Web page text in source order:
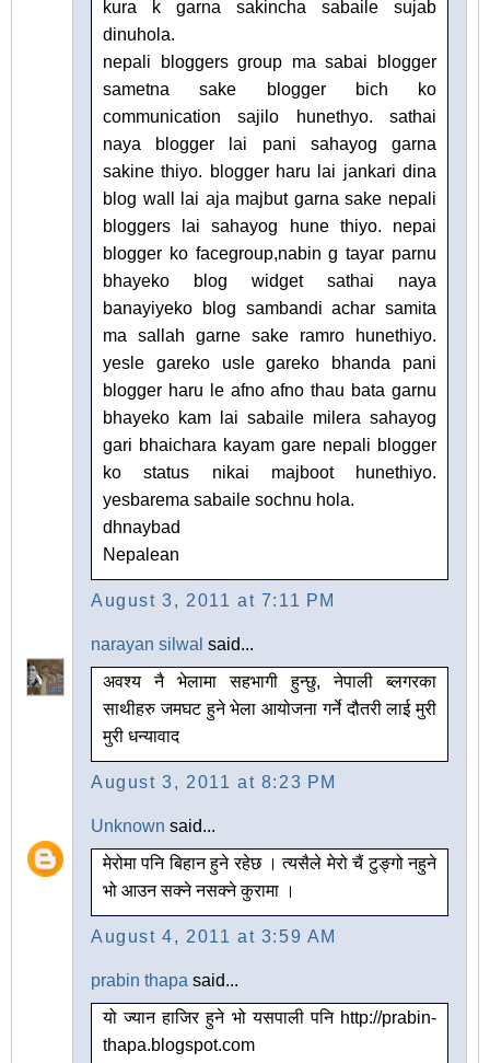
kura k garna sakincha sabaile sujab
dinuhola.
nepali bloggers group ma sabai blogger
sametna sake blogger bich ko
communication sajilo hunethyo. sathai
naya blogger lai pani sahayog garna
sakine thiyo. blogger haru lai jankari dina
blog wall lai aja majbut garna sake nepali
bloggers lai sahayog hune thiyo. nepai
blogger ko facegroup,nabin g tayar parnu
bhayeko blog widget sathai naya
banayiyeko blog sambandi achar samita
ma sallah garne sake ramro hunethiyo.
yesle gareko usle gareko bhanda pani
blogger haru le afno afno thau bata garnu
bhayeko kam lai sabaile milera sahayog
gari bhaichara kayam gare nepali blogger
ko status nikai majboot hunethiyo.
yesbarema sabaile sochnu hola.
dhnaybad
Nepalean
August 3, 2011 at 7:11 PM
narayan silwal said...
अवश्य नै भेलामा सहभागी हुन्छु, नेपाली ब्लगरका
साथीहरु जमघट हुने भेला आयोजना गर्ने दौतरी लाई मुरी
मुरी धन्यावाद
August 3, 2011 at 8:23 PM
Unknown said...
मेरोमा पनि बिहान हुने रहेछ । त्यसैले मेरो चैं टुङ्गो नहुने
भो आउन सक्ने नसक्ने कुरामा ।
August 4, 2011 at 3:59 AM
prabin thapa said...
यो ज्यान हाजिर हुने भो यसपाली पनि http://prabin-
thapa.blogspot.com